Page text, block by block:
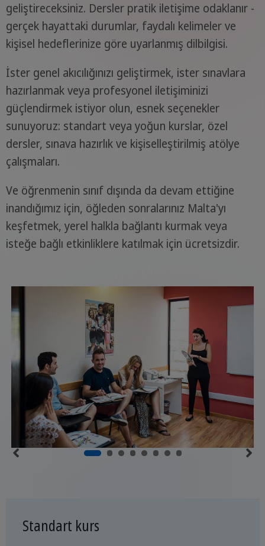
geliştireceksiniz. Dersler pratik iletişime odaklanır -
gerçek hayattaki durumlar, faydalı kelimeler ve
kişisel hedeflerinize göre uyarlanmış dilbilgisi.
İster genel akıcılığınızı geliştirmek, ister sınavlara
hazırlanmak veya profesyonel iletişiminizi
güçlendirmek istiyor olun, esnek seçenekler
sunuyoruz: standart veya yoğun kurslar, özel
dersler, sınava hazırlık ve kişiselleştirilmiş atölye
çalışmaları.
Ve öğrenmenin sınıf dışında da devam ettiğine
inandığımız için, öğleden sonralarınız Malta'yı
keşfetmek, yerel halkla bağlantı kurmak veya
isteğe bağlı etkinliklere katılmak için ücretsizdir.
Standart kurs